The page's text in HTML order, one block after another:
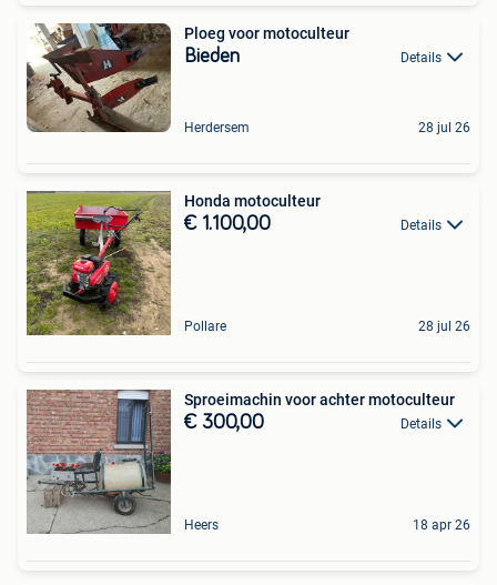
Ploeg voor motoculteur
Bieden Details
Herdersem 28 jul 26
Honda motoculteur
€ 1.100,00 Details
Pollare 28 jul 26
Sproeimachin voor achter motoculteur
€ 300,00 Details
Heers 18 apr 26